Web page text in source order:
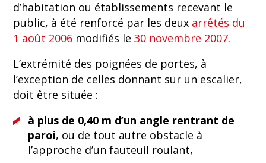
d’habitation ou établissements recevant le
public, à été renforcé par les deux arrêtés du
1 août 2006 modifiés le30 novembre 2007.
L’extrémité des poignées de portes, à
l’exception de celles donnant sur un escalier,
doit être située :
à plus de 0,40 m d’un angle rentrant de
paroi, ou de tout autre obstacle à
l’approche d’un fauteuil roulant,